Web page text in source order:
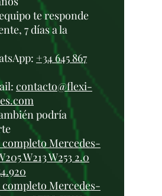
te responde
7 días a la
+34 645 867
contacto@flexi-
podría
Mercedes-
W213 W253 2.0
Mercedes-